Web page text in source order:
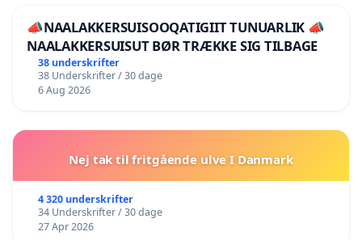
📣NAALAKKERSUISOOQATIGIIT TUNUARLIK 📣
NAALAKKERSUISUT BØR TRÆKKE SIG TILBAGE
38 underskrifter
38 Underskrifter / 30 dage
6 Aug 2026
Nej tak til fritgående ulve I Danmark
4 320 underskrifter
34 Underskrifter / 30 dage
27 Apr 2026